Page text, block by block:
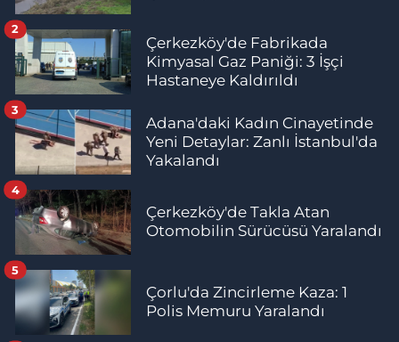
Çerkezköy'de Fabrikada
Kimyasal Gaz Paniği: 3 İşçi
Hastaneye Kaldırıldı
2
Adana'daki Kadın Cinayetinde
Yeni Detaylar: Zanlı İstanbul'da
Yakalandı
3
Çerkezköy'de Takla Atan
Otomobilin Sürücüsü Yaralandı
4
Çorlu'da Zincirleme Kaza: 1
Polis Memuru Yaralandı
5